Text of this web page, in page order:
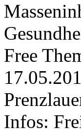
Free
Infos: